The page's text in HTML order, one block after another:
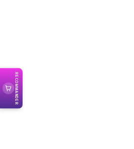
RECOMMANDER